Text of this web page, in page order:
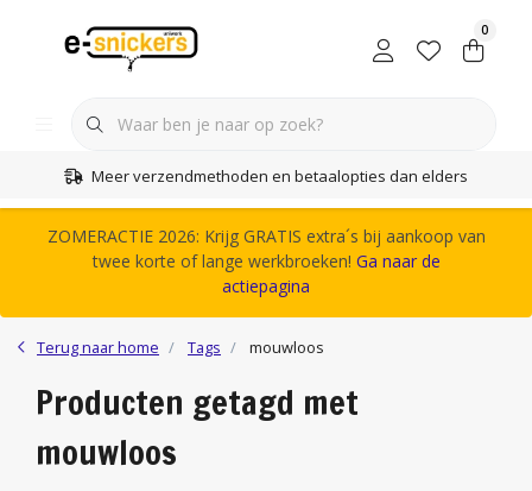
0
Meer verzendmethoden en betaalopties dan elders
ZOMERACTIE 2026: Krijg GRATIS extra´s bij aankoop van
twee korte of lange werkbroeken! Ga naar de
actiepagina
Terug naar home Tags mouwloos
Producten getagd met
mouwloos